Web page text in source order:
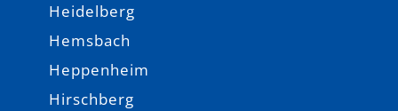
Heidelberg
Hemsbach
Heppenheim
Hirschberg